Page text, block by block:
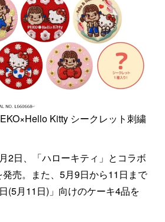
Kitty シークレット刺繍
2日、「ハローキティ」とコラボ
売。また、5月9日から11日まで
(5月11日)」向けのケーキ4品を